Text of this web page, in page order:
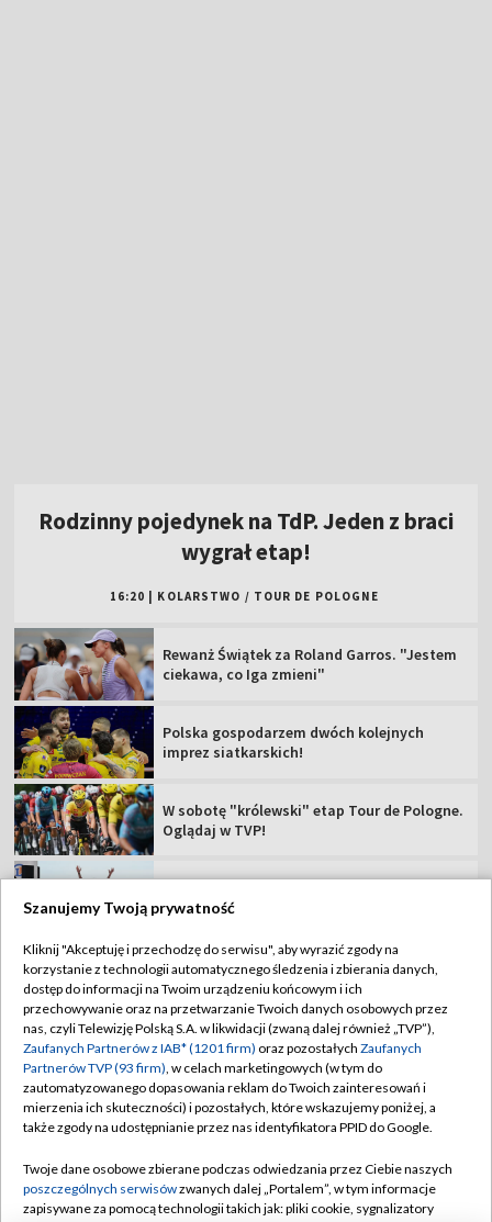
Polska gospodarzem dwóch kolejnych
imprez siatkarskich!
W sobotę "królewski" etap Tour de Pologne.
Popis Polki na najsłynniejszej górze świata!
Rajdowe Samochodowe MP – 82. Rajd Polski
TVP
Abonament TVP
Sklep TVP
Biuro Reklamy
Oferta Handlowa
Emisja w TVP
Regulamin TVP
Polityka prywatności
Moje zgody
Biuro reklamy
Szanujemy Twoją prywatność
Kliknij "Akceptuję i przechodzę do serwisu", aby wyrazić zgody na
korzystanie z technologii automatycznego śledzenia i zbierania danych,
dostęp do informacji na Twoim urządzeniu końcowym i ich
przechowywanie oraz na przetwarzanie Twoich danych osobowych przez
nas, czyli Telewizję Polską S.A. w likwidacji (zwaną dalej również „TVP”),
Zaufanych Partnerów z IAB* (1201 firm) oraz pozostałych Zaufanych
Partnerów TVP (93 firm), w celach marketingowych (w tym do
zautomatyzowanego dopasowania reklam do Twoich zainteresowań i
mierzenia ich skuteczności) i pozostałych, które wskazujemy poniżej, a
także zgody na udostępnianie przez nas identyfikatora PPID do Google.
Twoje dane osobowe zbierane podczas odwiedzania przez Ciebie naszych
poszczególnych serwisówzwanych dalej „Portalem”, w tym informacje
zapisywane za pomocą technologii takich jak: pliki cookie, sygnalizatory